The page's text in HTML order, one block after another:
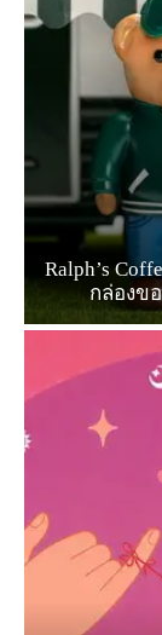
Ralph’s
กล่องข